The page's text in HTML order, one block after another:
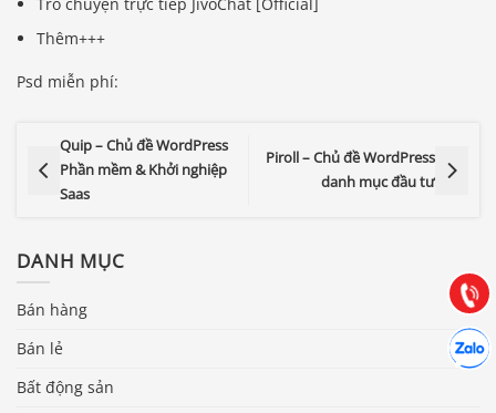
Thêm+++
Psd miễn phí:
Quip – Chủ đề WordPress
Phần mềm & Khởi nghiệp
Saas
Piroll – Chủ đề WordPress
danh mục đầu tư
DANH MỤC
Bán hàng
Bán lẻ
Bất động sản
Gọi
Báo giá & Đặt hàng:
0903.976.769
(028) 22.166.144
Chát